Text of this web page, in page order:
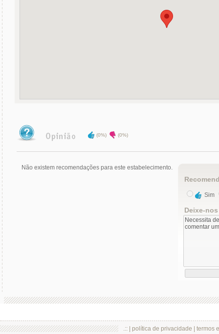
(0%) (0%)
Não existem recomendações para este estabelecimento.
Sim
Deixe-
.:: | política de privacidade termos